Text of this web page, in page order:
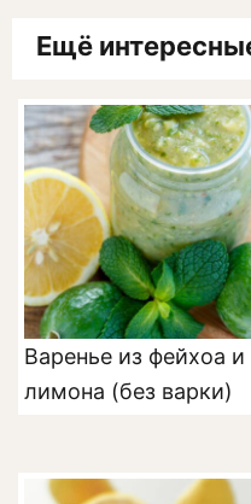
Ещё
Варенье из фейхоа и
лимона (без варки)